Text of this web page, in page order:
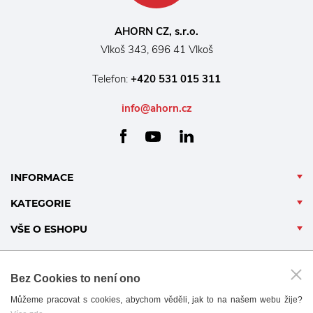
AHORN CZ, s.r.o.
Vlkoš 343, 696 41 Vlkoš
Telefon: +420 531 015 311
info@ahorn.cz
facebook youtube
INFORMACE
KATEGORIE
VŠE O ESHOPU
Bez Cookies to není ono
Můžeme pracovat s cookies, abychom věděli, jak to na našem webu žije?